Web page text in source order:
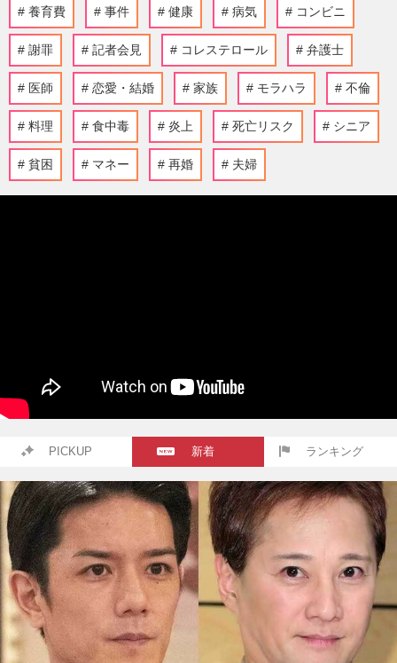
養育費 事件 健康 病気 コンビニ
謝罪 記者会見 コレステロール 弁護士
医師 恋愛・結婚 家族 モラハラ 不倫
料理 食中毒 炎上 死亡リスク シニア
貧困 マネー 再婚 夫婦
PICKUP 新着 ランキング